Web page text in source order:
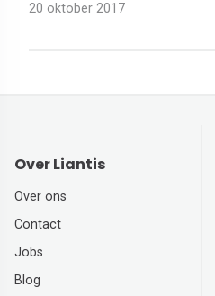
20 oktober 2017
Over Liantis
Over ons
Contact
Jobs
Blog